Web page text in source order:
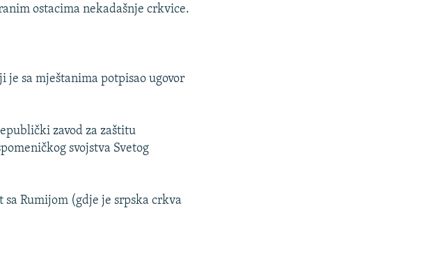
ostacima nekadašnje crkvice.
je sa mještanima potpisao ugovor
zavod za zaštitu
svojstva Svetog
sa Rumijom (gdje je srpska crkva